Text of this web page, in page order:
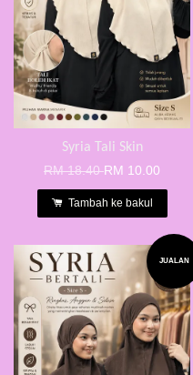
Syria Tali Skin
RM 18.40RM 10.00
Tambah ke bakul
JUALAN